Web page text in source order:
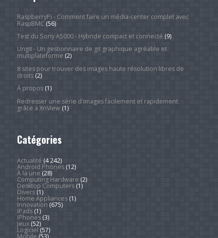
RaspberryPi - Comment faire un média-center complet avec
RaspBMC(56)
Test du Sony A5000 - Hybride compact et connecté (9)
Ungit - Un gestionnaire de git graphique agréable et
multiplateforme (2)
8 sites pour trouver des images haute résolution libres de
droits(2)
À propos(1)
Redresser une série d'images facilement et rapidement
grâce à XnView(1)
Catégories
Actualité (4 242)
Android Phones(12)
À la une (28)
Computing Hardware (2)
Desktop Computers(1)
Divers(1)
Home Appliances(1)
Innovation (675)
iPads(1)
iPhones(3)
Jeux(52)
Logiciel (57)